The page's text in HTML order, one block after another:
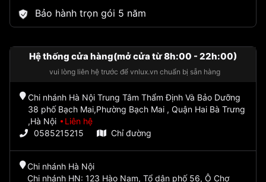
Bảo hành trọn gói 5 năm
Hệ thống cửa hàng(mở cửa từ 8h:00 - 22h:00)
vui lòng liên hệ trước để vnlux.vn chuẩn bị sẵn hàng
Chi nhánh Hà Nội Trung Tâm Thẩm Định Và Bảo Dưỡng
38 phố Bạch Mai,Phường Bạch Mai , Quận Hai Bà Trưng
,Hà Nội
Liên hệ
0585215215
Chỉ đường
Chi nhánh Hà Nội
Chi nhánh HN: 123 Hào Nam, Tổ dân phố 56, Ô Chợ